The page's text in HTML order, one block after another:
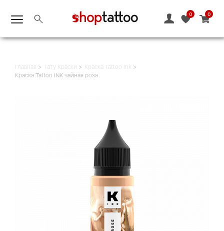
0
0
Главная Тату Краски
Краска Tattoo Ink
Краска Tattoo INK чайная роза